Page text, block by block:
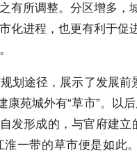
有所调整。分区增多
化进程，也更有利于
划途径，展示了发展前
康苑城外有“草市”。以
发形成的，与官府建立
淮一带的草市便是如此